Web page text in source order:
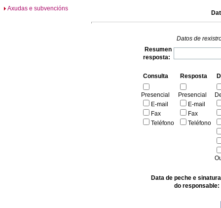
Axudas e subvencións
Datos de
Resumen
resposta:
Consulta
Presencial
E-mail
Fax
Teléfono
Resposta
Presencial
E-mail
Fax
Teléfono
Data de peche e sinatura
do responsable: